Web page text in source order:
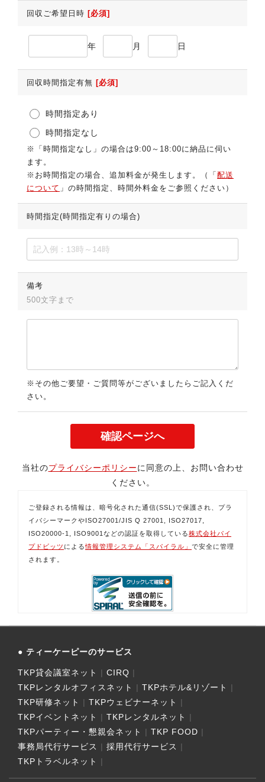
回収ご希望日時 [必須]
年 月 日
回収時間指定有無 [必須]
時間指定あり
時間指定なし
※「時間指定なし」の場合は9:00～18:00に納品に伺い
ます。
※お時間指定の場合、追加料金が発生します。（「 配送
について 」の時間指定、時間外料金をご参照ください）
時間指定(時間指定有りの場合)
備考
500文字まで
※その他ご要望・ご質問等がございましたらご記入くだ
さい。
当社のプライバシーポリシーに同意の上、お問い合わせ
ください。
ご登録される情報は、暗号化された通信(SSL)で保護され、プラ
イバシーマークやISO27001/JIS Q 27001, ISO27017,
ISO20000-1, ISO9001などの認証を取得している株式会社パイ
プドビッツ による情報管理システム「スパイラル」 で安全に管理
されます。
ティーケーピーのサービス
TKP貸会議室ネット
CIRQ
TKPレンタルオフィスネット
TKPホテル&リゾート
TKP研修ネット
TKPウェビナーネット
TKPイベントネット
TKPレンタルネット
TKPパーティー・懇親会ネット
TKP FOOD
事務局代行サービス
採用代行サービス
TKPトラベルネット